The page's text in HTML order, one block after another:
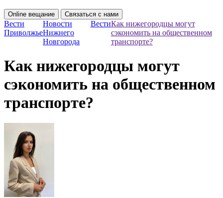
Online вещание Связаться с нами
Вести
Приволжье
Новости
Нижнего
Новгорода
ВестиКак нижегородцы могут
сэкономить на общественном
транспорте?
Как нижегородцы могут
сэкономить на общественном
транспорте?